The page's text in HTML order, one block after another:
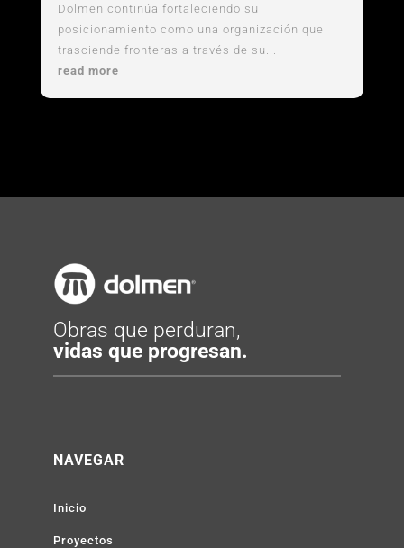
Dolmen continúa fortaleciendo su
posicionamiento como una organización que
trasciende fronteras a través de su...
read more
Obras que perduran,
vidas que progresan.
NAVEGAR
Inicio
Proyectos